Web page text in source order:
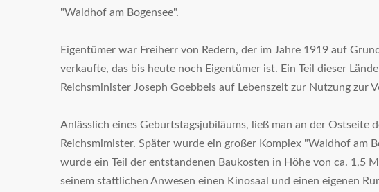
"Waldhof am Bogensee".
Eigentümer war Freiherr von Redern, der im Jahre 1919 auf
verkaufte, das bis heute noch Eigentümer ist. Ein Teil dieser
Reichsminister Joseph Goebbels auf Lebenszeit zur Nutzung zur
Anlässlich eines Geburtstagsjubiläums, ließ man an der Ostseite
Reichsmimister. Später wurde ein großer Komplex "Waldhof am
wurde ein Teil der entstandenen Baukosten in Höhe von ca. 1,5
seinem stattlichen Anwesen einen Kinosaal und einen eigenen